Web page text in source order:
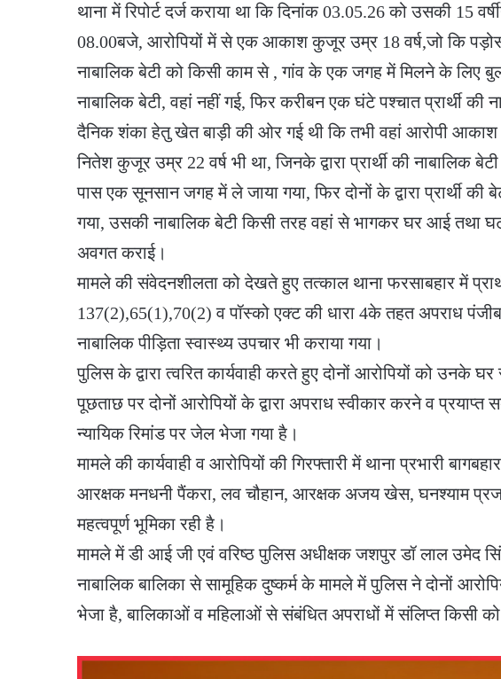
थाना में रिपोर्ट दर्ज कराया था कि दिनांक 03.05.26 को उसकी 15
08.00बजे, आरोपियों में से एक आकाश कुजूर उम्र 18 वर्ष,जो कि पड़ोस
नाबालिक बेटी को किसी काम से , गांव के एक जगह में मिलने के लिए
नाबालिक बेटी, वहां नहीं गई, फिर करीबन एक घंटे पश्चात प्रार्थी की
दैनिक शंका हेतु खेत बाड़ी की ओर गई थी कि तभी वहां आरोपी
नितेश कुजूर उम्र 22 वर्ष भी था, जिनके द्वारा प्रार्थी की
पास एक सूनसान जगह में ले जाया गया, फिर दोनों के द्वारा प्रार्थी की
गया, उसकी नाबालिक बेटी किसी तरह वहां से भागकर घर आई तथा
अवगत कराई।
मामले की संवेदनशीलता को देखते हुए तत्काल थाना फरसाबहार में
137(2),65(1),70(2) व पॉस्को एक्ट की धारा 4के तहत अपराध
नाबालिक पीड़िता स्वास्थ्य उपचार भी कराया गया।
पुलिस के द्वारा त्वरित कार्यवाही करते हुए दोनों आरोपियों को उनके
पूछताछ पर दोनों आरोपियों के द्वारा अपराध स्वीकार करने व प्रयाप्त
न्यायिक रिमांड पर जेल भेजा गया है।
मामले की कार्यवाही व आरोपियों की गिरफ्तारी में थाना प्रभारी
आरक्षक मनधनी पैंकरा, लव चौहान, आरक्षक अजय खेस, घनश्याम
महत्वपूर्ण भूमिका रही है।
मामले में डी आई जी एवं वरिष्ठ पुलिस अधीक्षक जशपुर डॉ लाल उमेद
नाबालिक बालिका से सामूहिक दुष्कर्म के मामले में पुलिस ने दोनों
भेजा है, बालिकाओं व महिलाओं से संबंधित अपराधों में संलिप्त किसी को